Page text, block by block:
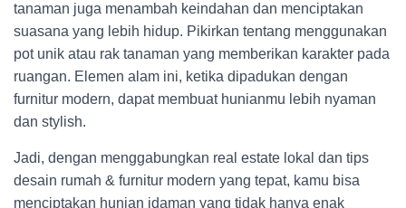
tanaman juga menambah keindahan dan menciptakan
suasana yang lebih hidup. Pikirkan tentang menggunakan
pot unik atau rak tanaman yang memberikan karakter pada
ruangan. Elemen alam ini, ketika dipadukan dengan
furnitur modern, dapat membuat hunianmu lebih nyaman
dan stylish.
Jadi, dengan menggabungkan real estate lokal dan tips
desain rumah & furnitur modern yang tepat, kamu bisa
menciptakan hunian idaman yang tidak hanya enak